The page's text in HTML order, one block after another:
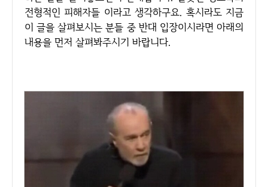
전형적인 피해자들 이라고 생각하구요. 혹시라도 지금
이 글을 살펴보시는 분들 중 반대 입장이시라면 아래의
내용을 먼저 살펴봐주시기 바랍니다.